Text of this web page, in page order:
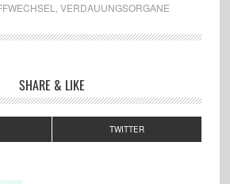
VERDAUUNGSORGANE
SHARE & LIKE
TWITTER